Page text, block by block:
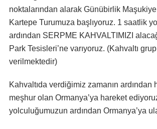
noktalarından alarak Günübirlik
Kartepe Turumuza başlıyoruz. 1 saatlik
ardından SERPME KAHVALTIMIZI
Park Tesisleri’ne varıyoruz. (Kahvaltı
verilmektedir)
Kahvaltıda verdiğimiz zamanın ardından
meşhur olan Ormanya’ya hareket
yolculuğumuzun ardından Ormanya’ya